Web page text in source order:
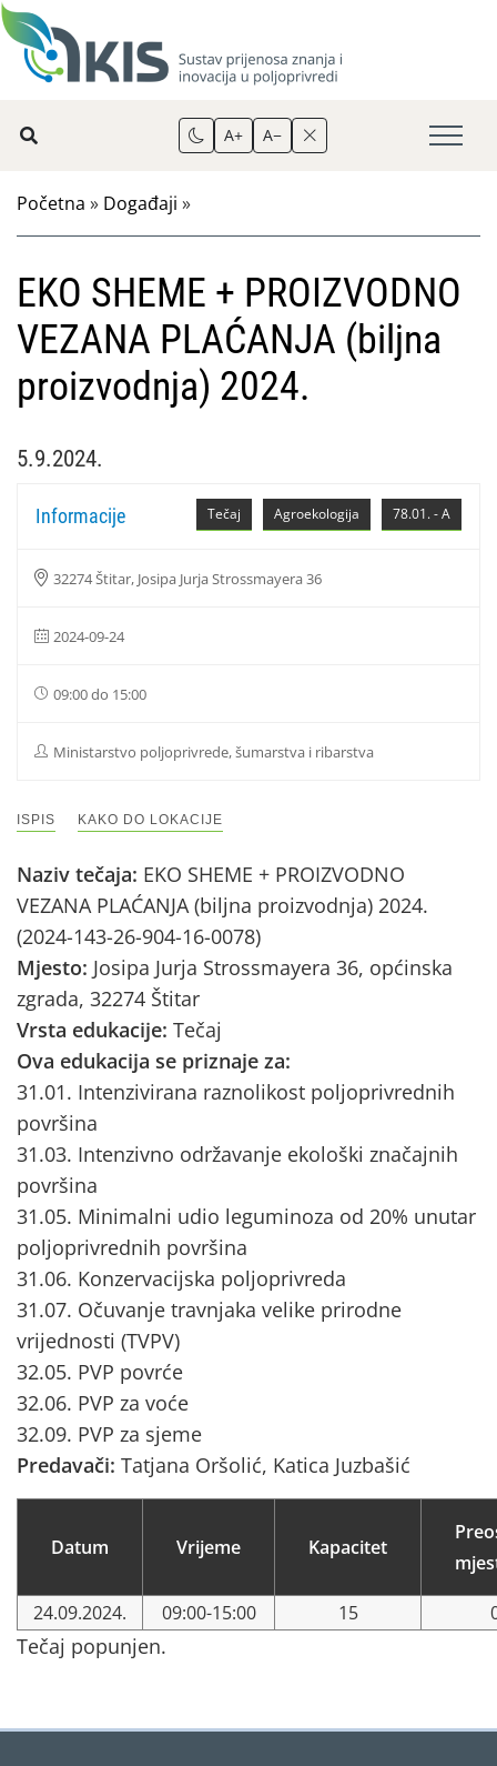
A+ A−
Početna » Događaji »
EKO SHEME + PROIZVODNO
VEZANA PLAĆANJA (biljna
proizvodnja) 2024.
5.9.2024.
78.01. - A
Agroekologija
Tečaj
Informacije
32274 Štitar, Josipa Jurja Strossmayera 36
2024-09-24
09:00 do 15:00
Ministarstvo poljoprivrede, šumarstva i ribarstva
ISPIS KAKO DO LOKACIJE
Naziv tečaja: EKO SHEME + PROIZVODNO
VEZANA PLAĆANJA (biljna proizvodnja) 2024.
(2024-143-26-904-16-0078)
Mjesto: Josipa Jurja Strossmayera 36, općinska
zgrada, 32274 Štitar
Vrsta edukacije: Tečaj
Ova edukacija se priznaje za:
31.01. Intenzivirana raznolikost poljoprivrednih
površina
31.03. Intenzivno održavanje ekološki značajnih
površina
31.05. Minimalni udio leguminoza od 20% unutar
poljoprivrednih površina
31.06. Konzervacijska poljoprivreda
31.07. Očuvanje travnjaka velike prirodne
vrijednosti (TVPV)
32.05. PVP povrće
32.06. PVP za voće
32.09. PVP za sjeme
Predavači: Tatjana Oršolić, Katica Juzbašić
Datum Vrijeme Kapacitet
24.09.2024. 09:00-15:00 15
Tečaj popunjen.